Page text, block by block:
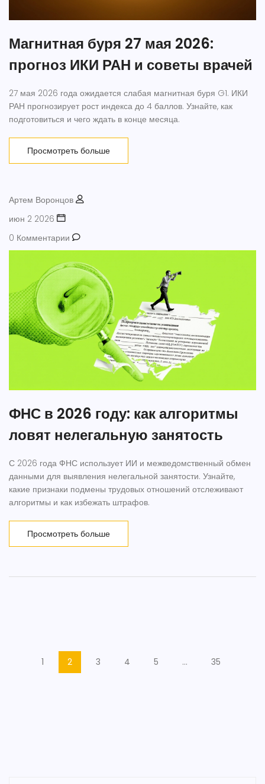
Магнитная буря 27 мая 2026:
прогноз ИКИ РАН и советы врачей
27 мая 2026 года ожидается слабая магнитная буря G1. ИКИ
РАН прогнозирует рост индекса до 4 баллов. Узнайте, как
подготовиться и чего ждать в конце месяца.
Просмотреть больше
Артем Воронцов
июн 2 2026
0 Комментарии
ФНС в 2026 году: как алгоритмы
ловят нелегальную занятость
С 2026 года ФНС использует ИИ и межведомственный обмен
данными для выявления нелегальной занятости. Узнайте,
какие признаки подмены трудовых отношений отслеживают
алгоритмы и как избежать штрафов.
Просмотреть больше
1 2 3 4 5 … 35